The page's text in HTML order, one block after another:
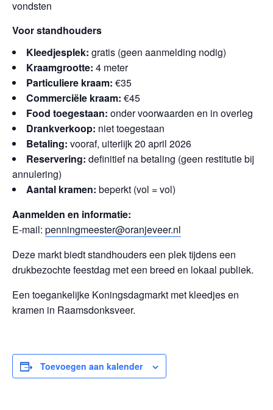
vondsten
Voor standhouders
Kleedjesplek: gratis (geen aanmelding nodig)
Kraamgrootte: 4 meter
Particuliere kraam: €35
Commerciële kraam: €45
Food toegestaan: onder voorwaarden en in overleg
Drankverkoop: niet toegestaan
Betaling: vooraf, uiterlijk 20 april 2026
Reservering: definitief na betaling (geen restitutie bij
annulering)
Aantal kramen: beperkt (vol = vol)
Aanmelden en informatie:
E-mail: penningmeester@oranjeveer.nl
Deze markt biedt standhouders een plek tijdens een
drukbezochte feestdag met een breed en lokaal publiek.
Een toegankelijke Koningsdagmarkt met kleedjes en
kramen in Raamsdonksveer.
Toevoegen aan kalender